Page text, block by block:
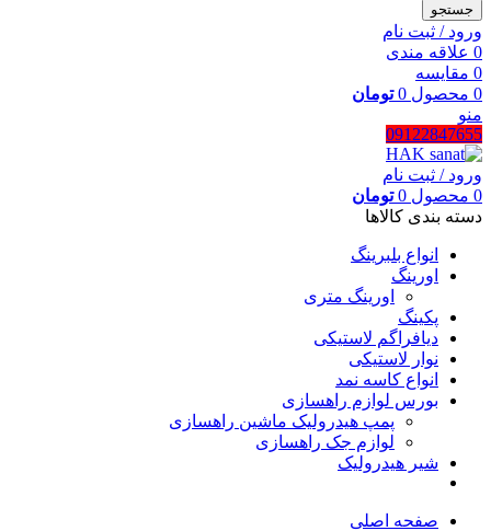
جستجو
ورود / ثبت نام
0 علاقه مندی
0 مقایسه
0 محصول 0 تومان
منو
09122847655
ورود / ثبت نام
0 محصول 0 تومان
دسته بندی کالاها
انواع بلبرینگ
اورینگ
اورینگ متری
پکینگ
دیافراگم لاستیکی
نوار لاستیکی
انواع کاسه نمد
بورس لوازم راهسازی
پمپ هیدرولیک ماشین راهسازی
لوازم جک راهسازی
شیر هیدرولیک
صفحه اصلی